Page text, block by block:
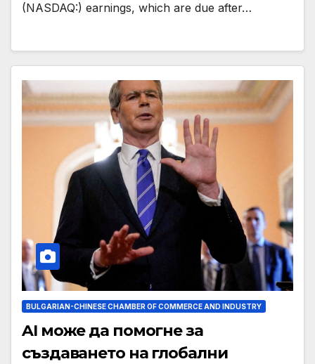
(NASDAQ:) earnings, which are due after…
BULGARIAN-CHINESE CHAMBER OF COMMERCE AND INDUSTRY
AI може да помогне за
създаването на глобални